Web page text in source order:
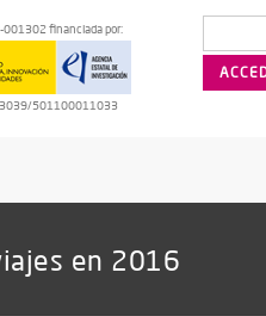
001302 financiada por:
501100011033
en 2016